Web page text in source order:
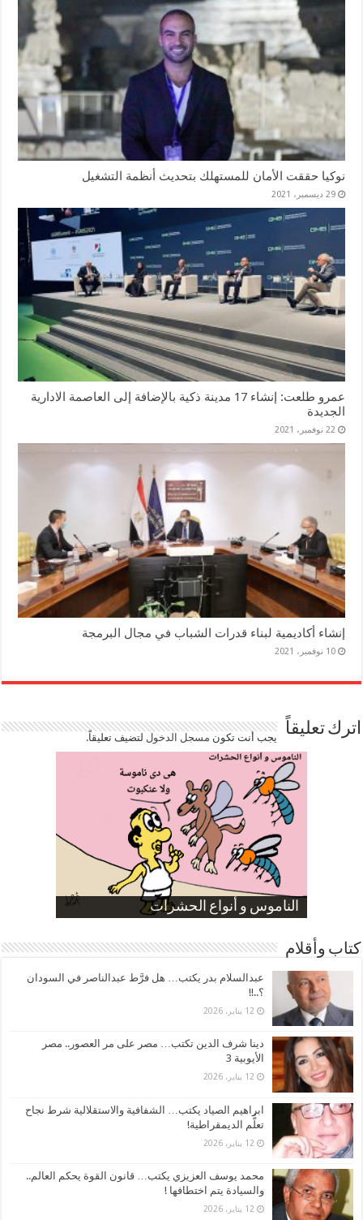
نوكيا حققت الأمان للمستهلك بتحديث أنظمة التشغيل
29 ديسمبر، 2021
عمرو طلعت: إنشاء 17 مدينة ذكية بالإضافة إلى العاصمة الادارية
الجديدة
22 نوفمبر، 2021
إنشاء أكاديمية لبناء قدرات الشباب في مجال البرمجة
10 نوفمبر، 2021
اترك تعليقاً يجب أنت تكون مسجل الدخوللتضيف تعليقاً.
الناموس و أنواع الحشرات
الموظفين بعد ارتفاع الأسعار
ارتفاع نسبة الطلاق في مصر
صورة كاركاتيرية
صورة كاركاتيرية
كتاب وأقلام
عبدالسلام بدر يكتب… هل فرَّط عبدالناصر في السودان
؟..!!
12 يناير، 2026
دينا شرف الدين تكتب… مصر على مر العصور.. مصر
الأيوبية 3
12 يناير، 2026
ابراهيم الصياد يكتب… الشفافية والاستقلالية شرط نجاح
تعلُّم الديمقراطية!
12 يناير، 2026
محمد يوسف العزيزي يكتب… قانون القوة يحكم العالم..
والسيادة يتم اختطافها !
12 يناير، 2026